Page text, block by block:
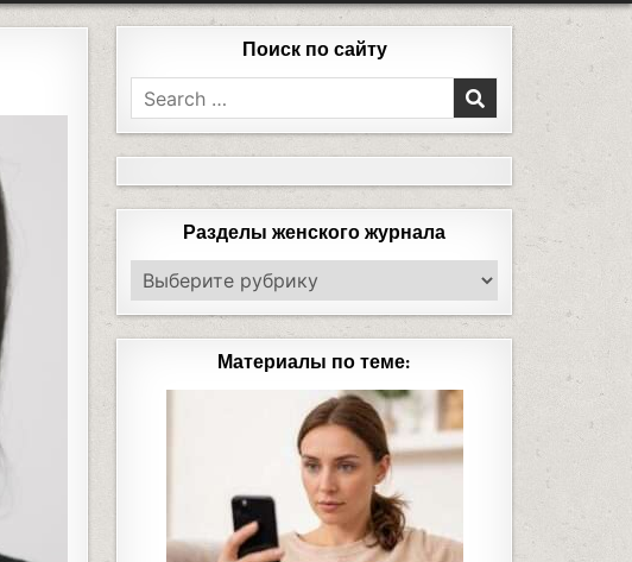
Поиск по сайту
Разделы женского журнала
Материалы по теме: